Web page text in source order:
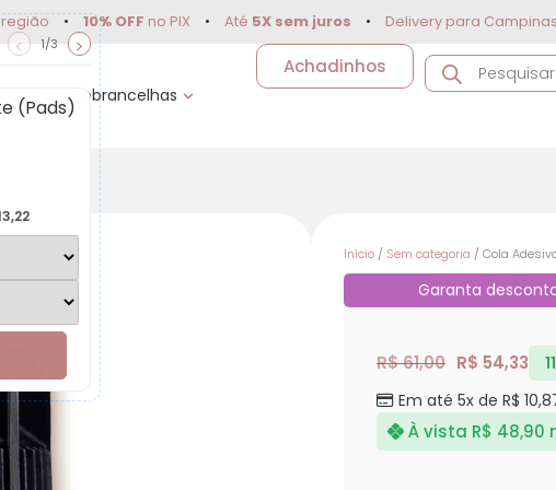
• 10% OFFno PIX • Até5X sem juros • Delivery para Campinas e
Sobrancelhas
Achadinhos
Início / Sem categoria / Cola
Garanta
R$61,00 R$ 54,33
Em até 5x de R$
À vista R$ 48,90
< 1/3 >
(Pads)